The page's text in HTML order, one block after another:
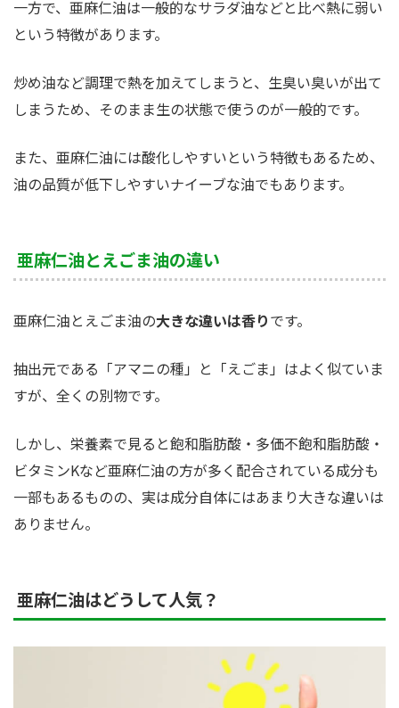
一方で、亜麻仁油は一般的なサラダ油などと比べ熱に弱い
という特徴があります。
炒め油など調理で熱を加えてしまうと、生臭い臭いが出て
しまうため、そのまま生の状態で使うのが一般的です。
また、亜麻仁油には酸化しやすいという特徴もあるため、
油の品質が低下しやすいナイーブな油でもあります。
亜麻仁油とえごま油の違い
亜麻仁油とえごま油の大きな違いは香りです。
抽出元である「アマニの種」と「えごま」はよく似ていま
すが、全くの別物です。
しかし、栄養素で見ると飽和脂肪酸・多価不飽和脂肪酸・
ビタミンKなど亜麻仁油の方が多く配合されている成分も
一部もあるものの、実は成分自体にはあまり大きな違いは
ありません。
亜麻仁油はどうして人気？